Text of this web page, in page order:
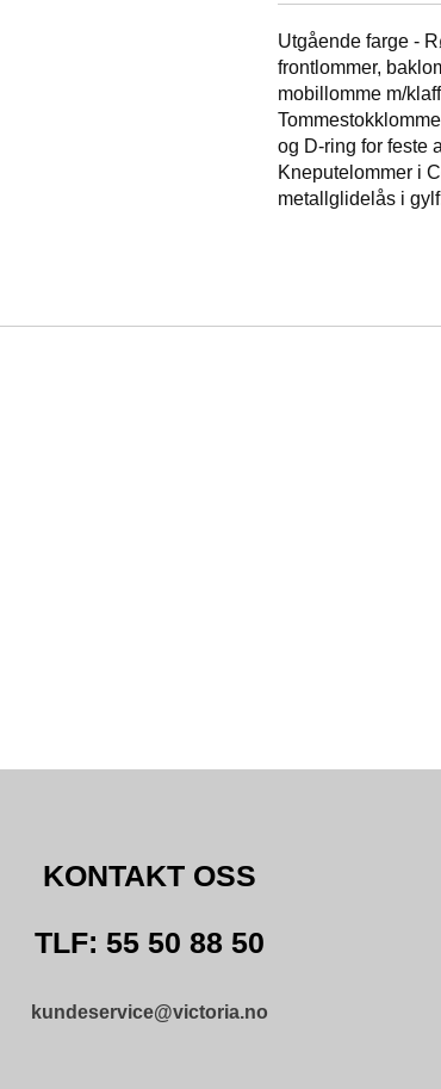
Utgående farge -
frontlommer,
mobillomme m/
og D-ring for feste
Kneputelommer i
metallglidelås i
KONTAKT OSS
TLF: 55 50 88 50
kundeservice@victoria.no